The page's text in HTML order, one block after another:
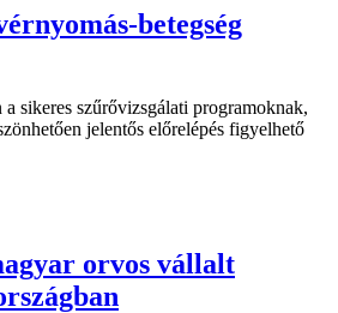
betegség
sikeres szűrővizsgálati programoknak,
jelentős előrelépés figyelhető
orvos vállalt